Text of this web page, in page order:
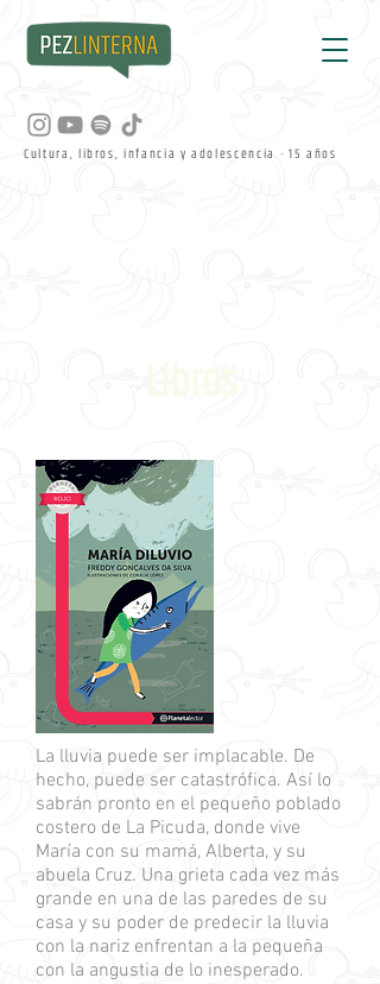
Cultura, libros, infancia y adolescencia · 15 años
La lluvia puede ser implacable. De
hecho, puede ser catastrófica. Así lo
sabrán pronto en el pequeño poblado
costero de La Picuda, donde vive
María con su mamá, Alberta, y su
abuela Cruz. Una grieta cada vez más
grande en una de las paredes de su
casa y su poder de predecir la lluvia
con la nariz enfrentan a la pequeña
con la angustia de lo inesperado.